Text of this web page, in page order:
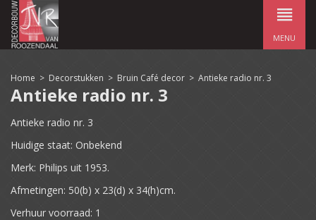
MENU
Home > Decorstukken > Bruin Café decor > Antieke radio nr. 3
Antieke radio nr. 3
Antieke radio nr. 3
Huidige staat: Onbekend
Merk: Philips uit 1953.
Afmetingen: 50(b) x 23(d) x 34(h)cm.
Verhuur voorraad: 1